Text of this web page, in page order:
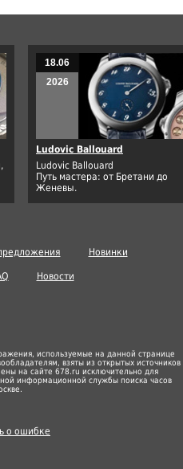
18.06
2026
Ludovic Ballouard
Ludovic Ballouard
Путь мастера: от Бретани до
Женевы.
Новинки
Новости
используемые на данной странице
взяты из открытых источников
на сайте 678.ru исключительно для
информационной службы поиска часов
о ошибке